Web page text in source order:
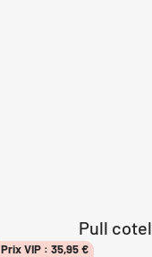
Pull
Prix VIP : 35,95€